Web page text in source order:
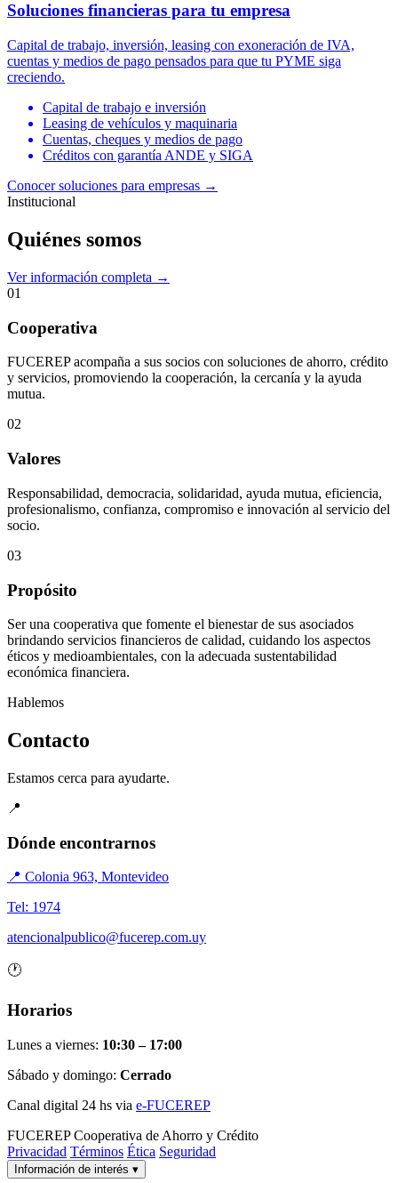
Soluciones financieras para tu empresa
Capital de trabajo, inversión, leasing con exoneración de IVA,
cuentas y medios de pago pensados para que tu PYME siga
creciendo.
Capital de trabajo e inversión
Leasing de vehículos y maquinaria
Cuentas, cheques y medios de pago
Créditos con garantía ANDE y SIGA
Conocer soluciones para empresas →
Institucional
Quiénes somos
Ver información completa →
01
Cooperativa
FUCEREP acompaña a sus socios con soluciones de ahorro, crédito
y servicios, promoviendo la cooperación, la cercanía y la ayuda
mutua.
02
Valores
Responsabilidad, democracia, solidaridad, ayuda mutua, eficiencia,
profesionalismo, confianza, compromiso e innovación al servicio del
socio.
03
Propósito
Ser una cooperativa que fomente el bienestar de sus asociados
brindando servicios financieros de calidad, cuidando los aspectos
éticos y medioambientales, con la adecuada sustentabilidad
económica financiera.
Hablemos
Contacto
Estamos cerca para ayudarte.
📍
Dónde encontrarnos
📍 Colonia 963, Montevideo
Tel: 1974
atencionalpublico@fucerep.com.uy
🕐
Horarios
Lunes a viernes: 10:30 – 17:00
Sábado y domingo: Cerrado
Canal digital 24 hs via e-FUCEREP
FUCEREP Cooperativa de Ahorro y Crédito
Privacidad Términos Ética Seguridad
Información de interés ▾